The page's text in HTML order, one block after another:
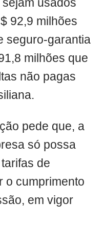
usados
92,9 milhões
seguro-garantia
milhões que
não pagas
pede que, a
só possa
de
o cumprimento
em vigor